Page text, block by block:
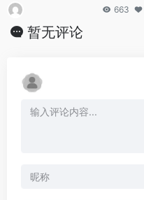
663
暂无评论